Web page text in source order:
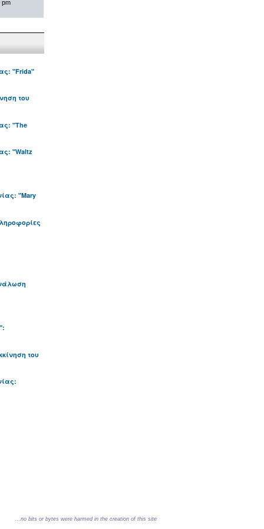
pm
"Frida"
του
"The
"Waltz
"Mary
του
...no bits or bytes were harmed in the creation of this site